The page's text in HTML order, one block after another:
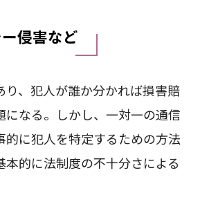
侵害など
り、犯人が誰か分かれば損害賠
になる。しかし、一対一の通信
的に犯人を特定するための方法
本的に法制度の不十分さによる